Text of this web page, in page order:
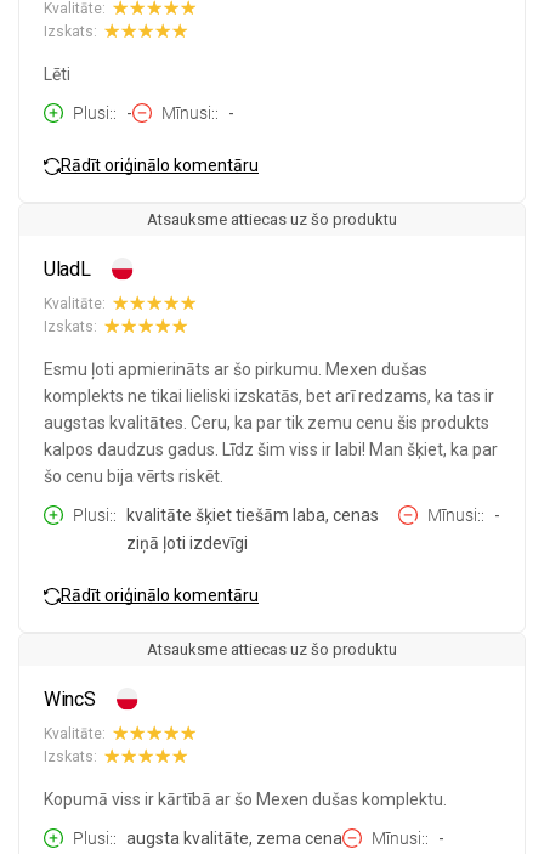
Kvalitāte:
Izskats:
Lēti
Plusi:
- Mīnusi: -
Rādīt oriģinālo komentāru
Atsauksme attiecas uz šo produktu
UladL
Kvalitāte:
Izskats:
Esmu ļoti apmierināts ar šo pirkumu. Mexen dušas
komplekts ne tikai lieliski izskatās, bet arī redzams, ka tas ir
augstas kvalitātes. Ceru, ka par tik zemu cenu šis produkts
kalpos daudzus gadus. Līdz šim viss ir labi! Man šķiet, ka par
šo cenu bija vērts riskēt.
Plusi:
kvalitāte šķiet tiešām laba, cenas
ziņā ļoti izdevīgi
Mīnusi: -
Rādīt oriģinālo komentāru
Atsauksme attiecas uz šo produktu
WincS
Kvalitāte:
Izskats:
Kopumā viss ir kārtībā ar šo Mexen dušas komplektu.
Plusi:
augsta kvalitāte, zema cena Mīnusi: -